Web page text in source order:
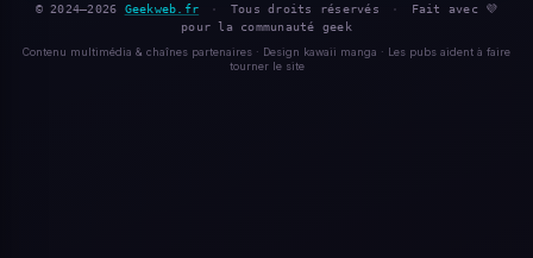
© 2024–2026 Geekweb.fr · Tous droits réservés ·
Fait avec 💜
pour la communauté geek
Contenu multimédia & chaînes partenaires · Design kawaii manga · Les pubs aident à faire
tourner le site